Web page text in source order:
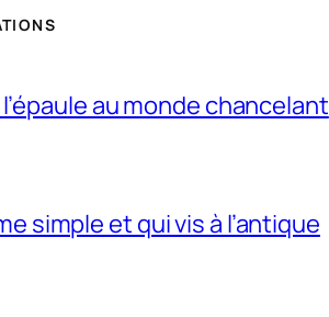
au monde chancelant
simple et qui vis à l’antique